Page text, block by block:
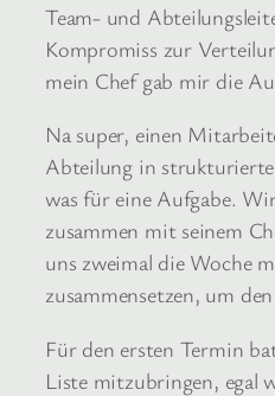
Team- und
Kompromiss zur
mein Chef gab mir die
Na super, einen
Abteilung in
was für eine Aufgabe.
zusammen mit seinem
uns zweimal die Woche
zusammensetzen, um
Für den ersten Termin
Liste mitzubringen, egal